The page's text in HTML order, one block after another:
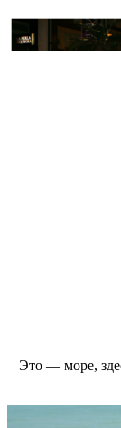
Это — море,